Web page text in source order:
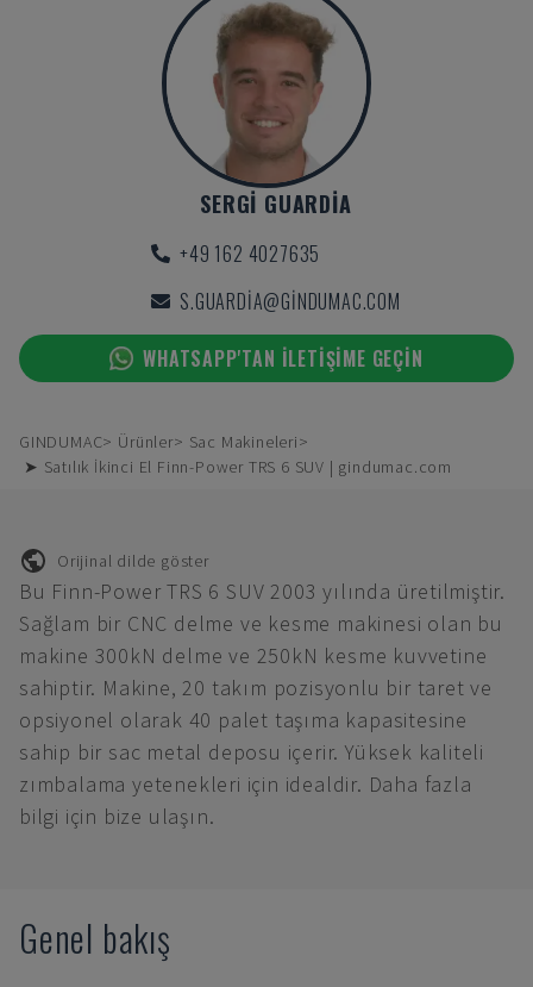
SERGI GUARDIA
+49 162 4027635
S.GUARDIA@GINDUMAC.COM
WHATSAPP'TAN ILETIŞIME GEÇIN
GINDUMAC Ürünler
Sac Makineleri
➤ Satılık İkinci El Finn-Power TRS 6 SUV | gindumac.com
Orijinal dilde göster
Bu Finn-Power TRS 6 SUV 2003 yılında üretilmiştir.
Sağlam bir CNC delme ve kesme makinesi olan bu
makine 300kN delme ve 250kN kesme kuvvetine
sahiptir. Makine, 20 takım pozisyonlu bir taret ve
opsiyonel olarak 40 palet taşıma kapasitesine
sahip bir sac metal deposu içerir. Yüksek kaliteli
zımbalama yetenekleri için idealdir. Daha fazla
bilgi için bize ulaşın.
Genel bakış